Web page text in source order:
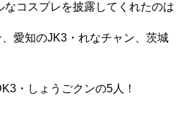
なコスプレを披露してくれたのは
愛知のJK3・れなチャン、茨城
・しょうごクンの5人！